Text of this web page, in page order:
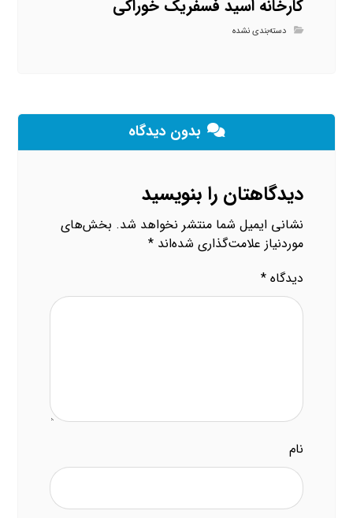
کارخانه اسید فسفریک خوراکی
دسته‌بندی نشده
بدون دیدگاه
دیدگاهتان را بنویسید
نشانی ایمیل شما منتشر نخواهد شد. بخش‌های
موردنیاز علامت‌گذاری شده‌اند*
دیدگاه*
نام